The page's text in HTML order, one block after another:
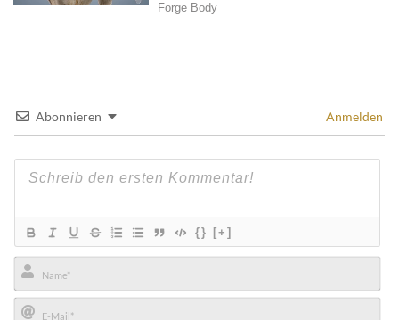
Abonnieren Anmelden
{} [+]
Name*